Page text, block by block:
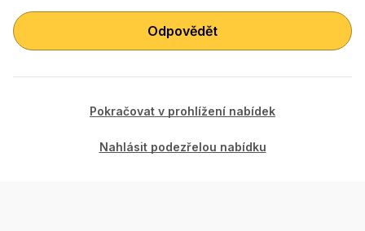
Odpovědět
Pokračovat v prohlížení nabídek
Nahlásit podezřelou nabídku